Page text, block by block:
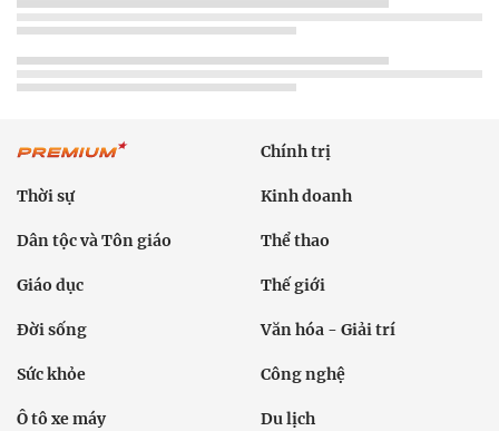
Chính trị
Thời sự Kinh doanh
Dân tộc và Tôn giáo Thể thao
Giáo dục Thế giới
Đời sống Văn hóa - Giải trí
Sức khỏe Công nghệ
Ô tô xe máy Du lịch